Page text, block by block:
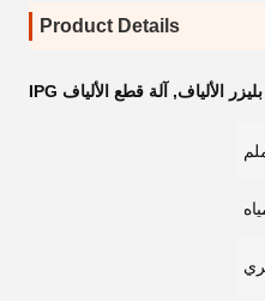
Product Details
الألياف, آلة قطع الألياف IPG